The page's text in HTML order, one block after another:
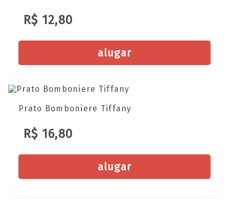
R$ 12,80
alugar
Prato Bomboniere Tiffany
R$ 16,80
alugar